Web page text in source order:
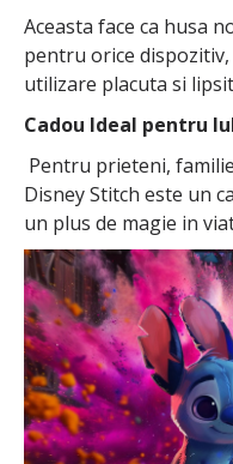
Aceasta face ca husa
pentru orice
utilizare placuta si
Cadou Ideal pentru
Pentru prieteni,
Disney Stitch este un
un plus de magie in